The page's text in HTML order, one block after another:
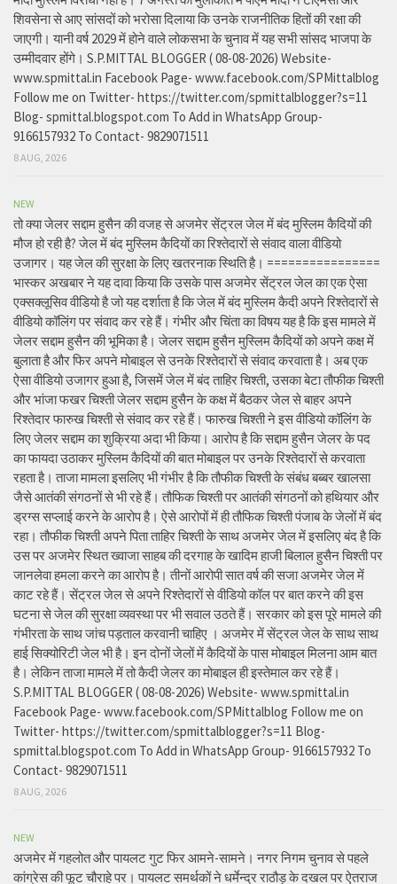
शिवसेना से आए सांसदों को भरोसा दिलाया कि उनके राजनीतिक हितों की रक्षा की
जाएगी। यानी वर्ष 2029 में होने वाले लोकसभा के चुनाव में यह सभी सांसद भाजपा के
उम्मीदवार होंगे। S.P.MITTAL BLOGGER ( 08-08-2026) Website-
www.spmittal.in Facebook Page- www.facebook.com/SPMittalblog
Follow me on Twitter- https://twitter.com/spmittalblogger?s=11
Blog- spmittal.blogspot.com To Add in WhatsApp Group-
9166157932 To Contact- 9829071511
8 AUG, 2026
NEW
तो क्या जेलर सद्दाम हुसैन की वजह से अजमेर सेंट्रल जेल में बंद मुस्लिम कैदियों की
मौज हो रही है? जेल में बंद मुस्लिम कैदियों का रिश्तेदारों से संवाद वाला वीडियो
उजागर। यह जेल की सुरक्षा के लिए खतरनाक स्थिति है। ================
भास्कर अखबार ने यह दावा किया कि उसके पास अजमेर सेंट्रल जेल का एक ऐसा
एक्सक्लूसिव वीडियो है जो यह दर्शाता है कि जेल में बंद मुस्लिम कैदी अपने रिश्तेदारों से
वीडियो कॉलिंग पर संवाद कर रहे हैं। गंभीर और चिंता का विषय यह है कि इस मामले में
जेलर सद्दाम हुसैन की भूमिका है। जेलर सद्दाम हुसैन मुस्लिम कैदियों को अपने कक्ष में
बुलाता है और फिर अपने मोबाइल से उनके रिश्तेदारों से संवाद करवाता है। अब एक
ऐसा वीडियो उजागर हुआ है, जिसमें जेल में बंद ताहिर चिश्ती, उसका बेटा तौफीक चिश्ती
और भांजा फखर चिश्ती जेलर सद्दाम हुसैन के कक्ष में बैठकर जेल से बाहर अपने
रिश्तेदार फारुख चिश्ती से संवाद कर रहे हैं। फारुख चिश्ती ने इस वीडियो कॉलिंग के
लिए जेलर सद्दाम का शुक्रिया अदा भी किया। आरोप है कि सद्दाम हुसैन जेलर के पद
का फायदा उठाकर मुस्लिम कैदियों की बात मोबाइल पर उनके रिश्तेदारों से करवाता
रहता है। ताजा मामला इसलिए भी गंभीर है कि तौफीक चिश्ती के संबंध बब्बर खालसा
जैसे आतंकी संगठनों से भी रहे हैं। तौफिक चिश्ती पर आतंकी संगठनों को हथियार और
ड्रग्स सप्लाई करने के आरोप है। ऐसे आरोपों में ही तौफिक चिश्ती पंजाब के जेलों में बंद
रहा। तौफीक चिश्ती अपने पिता ताहिर चिश्ती के साथ अजमेर जेल में इसलिए बंद है कि
उस पर अजमेर स्थित ख्वाजा साहब की दरगाह के खादिम हाजी बिलाल हुसैन चिश्ती पर
जानलेवा हमला करने का आरोप है। तीनों आरोपी सात वर्ष की सजा अजमेर जेल में
काट रहे हैं। सेंट्रल जेल से अपने रिश्तेदारों से वीडियो कॉल पर बात करने की इस
घटना से जेल की सुरक्षा व्यवस्था पर भी सवाल उठते हैं। सरकार को इस पूरे मामले की
गंभीरता के साथ जांच पड़ताल करवानी चाहिए । अजमेर में सेंट्रल जेल के साथ साथ
हाई सिक्योरिटी जेल भी है। इन दोनों जेलों में कैदियों के पास मोबाइल मिलना आम बात
है। लेकिन ताजा मामले में तो कैदी जेलर का मोबाइल ही इस्तेमाल कर रहे हैं।
S.P.MITTAL BLOGGER ( 08-08-2026) Website- www.spmittal.in
Facebook Page- www.facebook.com/SPMittalblog Follow me on
Twitter- https://twitter.com/spmittalblogger?s=11 Blog-
spmittal.blogspot.com To Add in WhatsApp Group- 9166157932 To
Contact- 9829071511
8 AUG, 2026
NEW
अजमेर में गहलोत और पायलट गुट फिर आमने-सामने। नगर निगम चुनाव से पहले
कांग्रेस की फूट चौराहे पर। पायलट समर्थकों ने धर्मेन्द्र राठौड़ के दखल पर ऐतराज